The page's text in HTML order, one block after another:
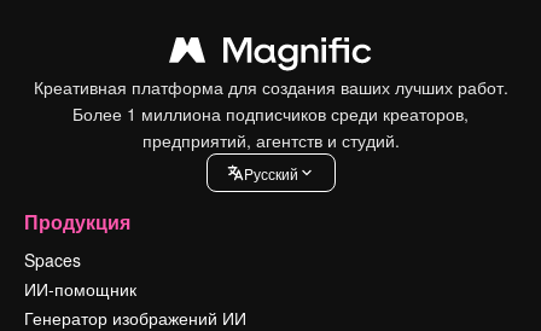
Креативная платформа для создания ваших лучших работ.
Более 1 миллиона подписчиков среди креаторов,
предприятий, агентств и студий.
Pусский
Продукция
Spaces
ИИ-помощник
Генератор изображений ИИ